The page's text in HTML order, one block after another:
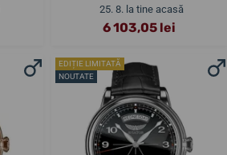
25. 8. la tine acasă
6 103,05 lei
EDIȚIE LIMITATĂ
NOUTATE